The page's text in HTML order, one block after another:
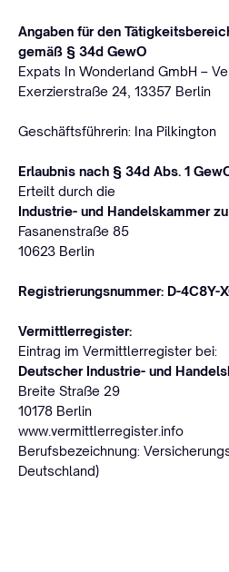
Angaben für den
gemäß § 34d GewO
Expats In Wonderland GmbH –
Exerzierstraße 24, 13357 Berlin
Geschäftsführerin: Ina Pilkington
Erlaubnis nach § 34d Abs. 1
Erteilt durch die
Industrie- und Handelskammer
Fasanenstraße 85
10623 Berlin
Registrierungsnummer: D-4C8Y-
Vermittlerregister:
Eintrag im Vermittlerregister bei:
Deutscher Industrie- und
Breite Straße 29
10178 Berlin
www.vermittlerregister.info
Berufsbezeichnung:
Deutschland)